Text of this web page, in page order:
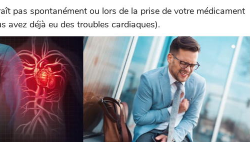
pas spontanément ou lors de la prise de votre médicament
avez déjà eu des troubles cardiaques).